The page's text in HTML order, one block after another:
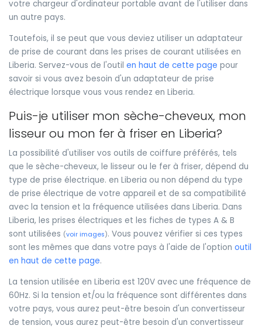
votre chargeur d'ordinateur portable avant de l'utiliser dans
un autre pays.
Toutefois, il se peut que vous deviez utiliser un adaptateur
de prise de courant dans les prises de courant utilisées en
Liberia. Servez-vous de l'outil en haut de cette page pour
savoir si vous avez besoin d'un adaptateur de prise
électrique lorsque vous vous rendez en Liberia.
Puis-je utiliser mon sèche-cheveux, mon
lisseur ou mon fer à friser en Liberia?
La possibilité d'utiliser vos outils de coiffure préférés, tels
que le sèche-cheveux, le lisseur ou le fer à friser, dépend du
type de prise électrique. en Liberia ou non dépend du type
de prise électrique de votre appareil et de sa compatibilité
avec la tension et la fréquence utilisées dans Liberia. Dans
Liberia, les prises électriques et les fiches de types A & B
sont utilisées (voir images). Vous pouvez vérifier si ces types
sont les mêmes que dans votre pays à l'aide de l'option outil
en haut de cette page.
La tension utilisée en Liberia est 120V avec une fréquence de
60Hz. Si la tension et/ou la fréquence sont différentes dans
votre pays, vous aurez peut-être besoin d'un convertisseur
de tension, vous aurez peut-être besoin d'un convertisseur